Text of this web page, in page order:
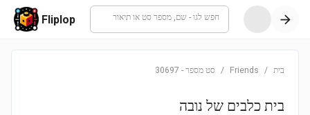
חפש לגו - שם, מספר סט או תיאור Fliplop
בית /
Friends
/ סט מספר -
30697
בית כלבים של נובה